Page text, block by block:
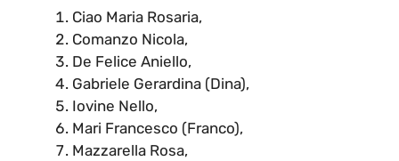
Ciao Maria Rosaria,
Comanzo Nicola,
De Felice Aniello,
Gabriele Gerardina (Dina),
Iovine Nello,
Mari Francesco (Franco),
Mazzarella Rosa,